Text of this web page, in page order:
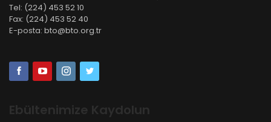
Tel: (224) 453 52 10
Fax: (224) 453 52 40
E-posta: bto@bto.org.tr
Ebültenimize Kaydolun